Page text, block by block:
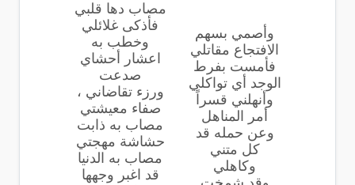
وأصمي بسهم
الافتجاع مقاتلي
فأمست بفرط
الوجد أي تواكلي
وأنهلني قسراً
أمر المناهل
وعن حمله قد
كل متني
وكاهلي
مصاب دها قلبي
فأذكى غلائلي
وخطب به
اعشار أحشاي
صدعت
ورزء تقاضاني ،
صفاء معيشتي
مصاب به ذابت
حشاشة مهجتي
مصاب به الدنيا
قد اغبر وجهها